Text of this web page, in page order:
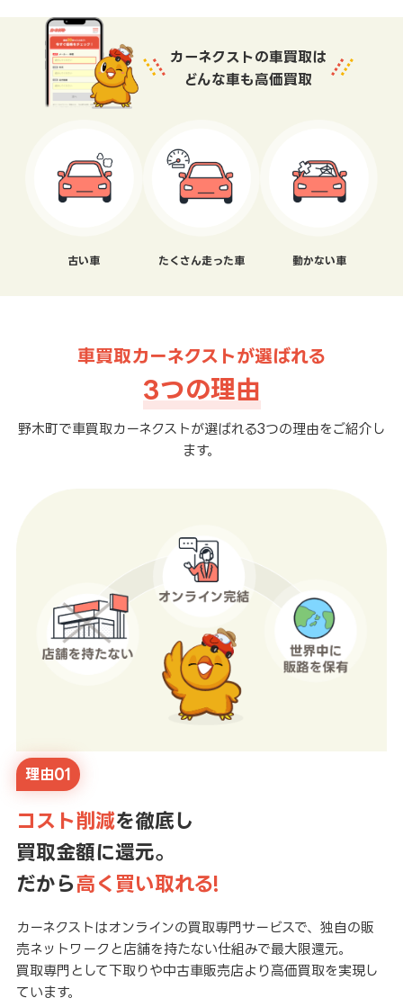
カーネクストの車買取は
どんな車も高価買取
古い車 たくさん走った車 動かない車
車買取カーネクストが選ばれる
3つの理由
野木町で車買取カーネクストが選ばれる3つの理由をご紹介し
ます。
理由01
コスト削減を徹底し
買取金額に還元。
だから高く買い取れる!
カーネクストはオンラインの買取専門サービスで、独自の販
売ネットワークと店舗を持たない仕組みで最大限還元。
買取専門として下取りや中古車販売店より高価買取を実現し
ています。